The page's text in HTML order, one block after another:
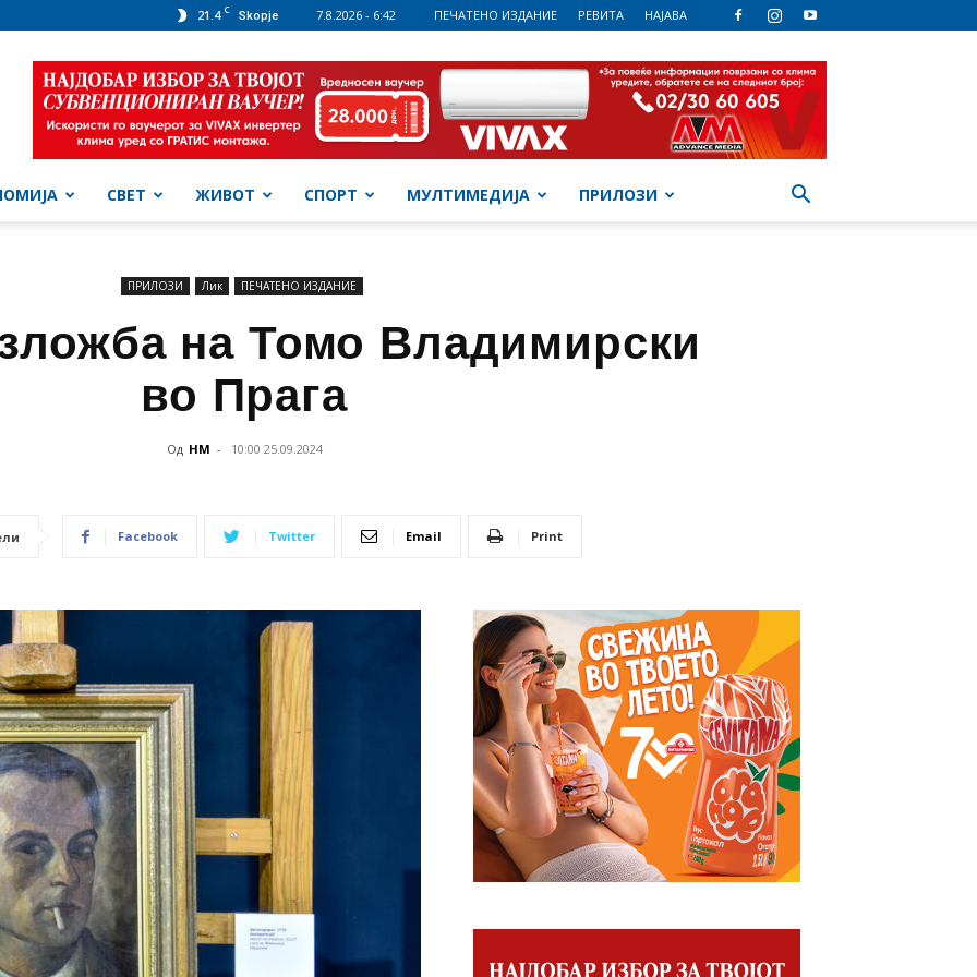
21.4 C Skopje 7.8.2026 - 6:42 ПЕЧАТЕНО ИЗДАНИЕ РЕВИТА НАЈАВА
СВЕТ ЖИВОТ СПОРТ МУЛТИМЕДИЈА ПРИЛОЗИ
ПРИЛОЗИ Лик ПЕЧАТЕНО ИЗДАНИЕ
на Томо Владимирски
во Прага
Од НМ - 10:00 25.09.2024
Facebook Twitter Email Print